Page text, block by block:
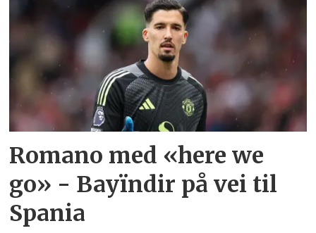
Romano med «here we
go» - Bayïndir på vei til
Spania